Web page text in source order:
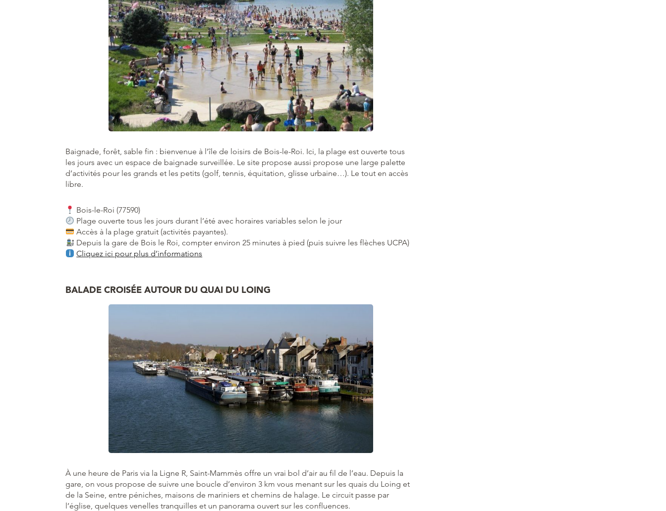
Baignade, forêt, sable fin : bienvenue à l’île de loisirs de Bois-le-Roi. Ici, la plage est ouverte tous
les jours avec un espace de baignade surveillée. Le site propose aussi propose une large palette
d’activités pour les grands et les petits (golf, tennis, équitation, glisse urbaine…). Le tout en accès
libre.
Bois-le-Roi (77590)
Plage ouverte tous les jours durant l’été avec horaires variables selon le jour
Accès à la plage gratuit (activités payantes).
Depuis la gare de Bois le Roi, compter environ 25 minutes à pied (puis suivre les flèches UCPA)
Cliquez ici pour plus d’informations
BALADE CROISÉE AUTOUR DU QUAI DU LOING
À une heure de Paris via la Ligne R, Saint-Mammès offre un vrai bol d’air au fil de l’eau. Depuis la
gare, on vous propose de suivre une boucle d’environ 3 km vous menant sur les quais du Loing et
de la Seine, entre péniches, maisons de mariniers et chemins de halage. Le circuit passe par
l’église, quelques venelles tranquilles et un panorama ouvert sur les confluences.